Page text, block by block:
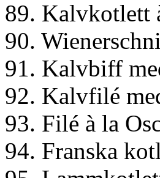
89. Kalvkotlett
90.
91. Kalvbiff
92. Kalvfilé
93. Filé à la
94. Franska